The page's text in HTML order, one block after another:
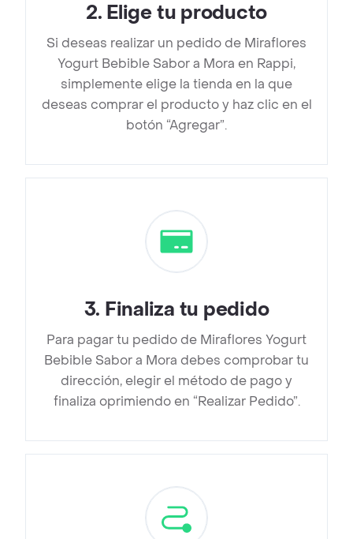
2. Elige tu producto
Si deseas realizar un pedido de Miraflores
Yogurt Bebible Sabor a Mora en Rappi,
simplemente elige la tienda en la que
deseas comprar el producto y haz clic en el
botón “Agregar”.
3. Finaliza tu pedido
Para pagar tu pedido de Miraflores Yogurt
Bebible Sabor a Mora debes comprobar tu
dirección, elegir el método de pago y
finaliza oprimiendo en “Realizar Pedido”.